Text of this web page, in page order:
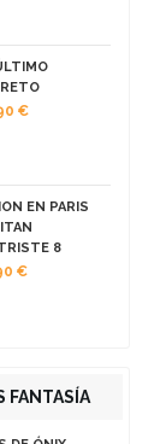
€
EN PARIS
8
€
FANTASÍA